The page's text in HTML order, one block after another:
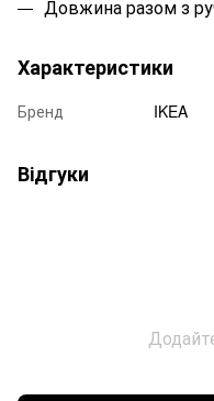
Довжина разом з
Характеристики
Бренд IKEA
Відгуки